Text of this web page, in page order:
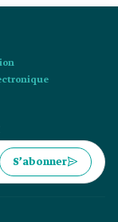
S’abonner